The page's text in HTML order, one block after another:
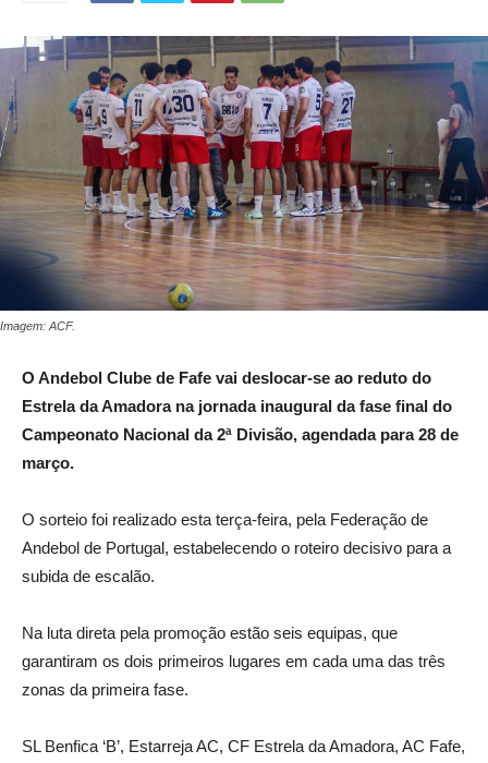
Imagem: ACF.
O Andebol Clube de Fafe vai deslocar-se ao reduto do
Estrela da Amadora na jornada inaugural da fase final do
Campeonato Nacional da 2ª Divisão, agendada para 28 de
março.
O sorteio foi realizado esta terça-feira, pela Federação de
Andebol de Portugal, estabelecendo o roteiro decisivo para a
subida de escalão.
Na luta direta pela promoção estão seis equipas, que
garantiram os dois primeiros lugares em cada uma das três
zonas da primeira fase.
SL Benfica ‘B’, Estarreja AC, CF Estrela da Amadora, AC Fafe,